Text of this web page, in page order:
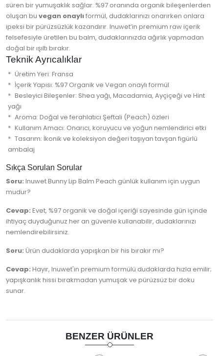
süren bir yumuşaklık sağlar. %97 oranında organik bileşenlerden
oluşan bu vegan onaylıformül, dudaklarınızı onarırken onlara
ipeksi bir pürüzsüzlük kazandırır. Inuwet’in premium raw içerik
felsefesiyle üretilen bu balm, dudaklarınızda ağırlık yapmadan
doğal bir ışıltı bırakır.
Teknik Ayrıcalıklar
Üretim Yeri: Fransa
İçerik Yapısı: %97 Organik ve Vegan onaylı formül
Besleyici Bileşenler: Shea yağı, Macadamia, Ayçiçeği ve Hint
yağı
Aroma: Doğal ve ferahlatıcı Şeftali (Peach) özleri
Kullanım Amacı: Onarıcı, koruyucu ve yoğun nemlendirici etki
Tasarım: İkonik ve koleksiyon değeri taşıyan tavşan figürlü
ambalaj
Sıkça Sorulan Sorular
Soru: Inuwet Bunny Lip Balm Peach günlük kullanım için uygun
mudur?
Cevap: Evet, %97 organik ve doğal içeriği sayesinde gün içinde
ihtiyaç duyduğunuz her an güvenle kullanabilir, dudaklarınızı
nemlendirebilirsiniz.
Soru: Ürün dudaklarda yapışkan bir his bırakır mı?
Cevap: Hayır, Inuwet'in premium formülü dudaklarda hızla emilir;
yapışkanlık hissi bırakmadan yumuşak ve pürüzsüz bir doku
sunar.
BENZER ÜRÜNLER